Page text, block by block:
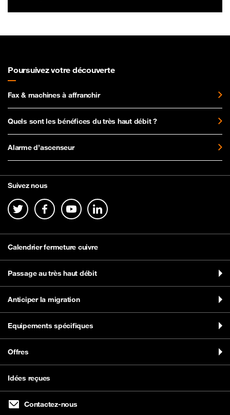
Poursuivez votre découverte
Fax & machines à affranchir
Quels sont les bénéfices du très haut débit ?
Alarme d’ascenseur
Suivez nous
Calendrier fermeture cuivre
Passage au très haut débit
Anticiper la migration
Equipements spécifiques
Offres
Idées reçues
Contactez-nous